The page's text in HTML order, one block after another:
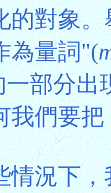
的對象
為量詞"(
部分出
我們要
情況下